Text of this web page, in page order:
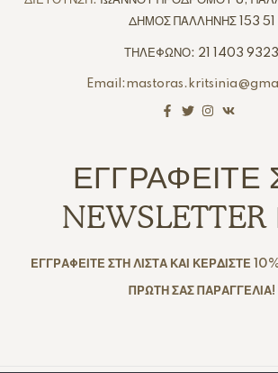
ΔΗΜΟΣ ΠΑΛΛΗΝΗΣ 153 51
ΤΗΛΕΦΩΝΟ: 21 1403 9323
ΕΓΓΡΑΦΕΙΤΕ
ΕΓΓΡΑΦΕΙΤΕ ΣΤΗ ΛΙΣΤΑ ΚΑΙ ΚΕΡΔΙΣΤΕ
ΠΡΩΤΗ ΣΑΣ ΠΑΡΑΓΓΕΛΙΑ!